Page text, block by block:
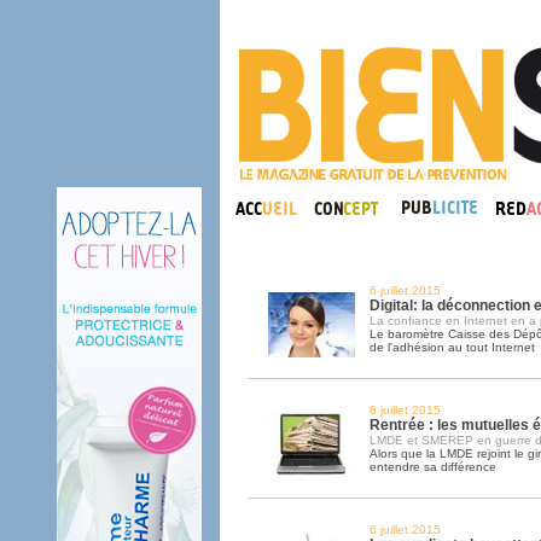
6 juillet 2015
Digital: la déconnection
La confiance en Internet en a
Le baromètre Caisse des
de l'adhésion au tout Internet
6 juillet 2015
Rentrée : les mutuelles
LMDE et SMEREP en guerre
Alors que la LMDE rejoint le
entendre sa différence
6 juillet 2015